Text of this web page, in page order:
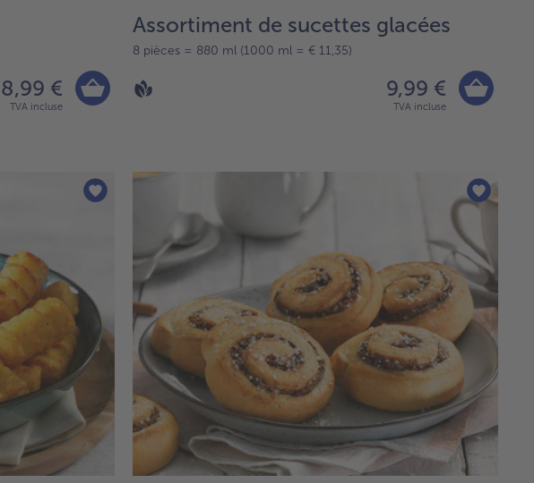
8,99 €
TVA incluse
Assortiment de sucettes glacées
8 pièces = 880 ml (1000 ml = € 11,35)
9,99 €
TVA incluse